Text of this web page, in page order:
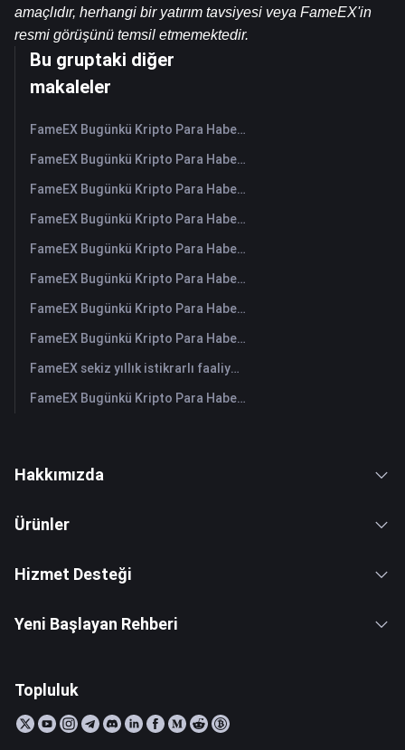
amaçlıdır, herhangi bir yatırım tavsiyesi veya FameEX'in
resmi görüşünü temsil etmemektedir.
Bu gruptaki diğer
makaleler
FameEX Bugünkü Kripto Para Haberleri Özeti | 7 Ağustos 2026
FameEX Bugünkü Kripto Para Haberleri Özeti | 6 Ağustos 2026
FameEX Bugünkü Kripto Para Haberleri Özeti | 5 Ağustos 2026
FameEX Bugünkü Kripto Para Haberleri Özeti | 4 Ağustos 2026
FameEX Bugünkü Kripto Para Haberleri Özeti | 3 Ağustos 2026
FameEX Bugünkü Kripto Para Haberleri Özeti | 31 Temmuz 2026
FameEX Bugünkü Kripto Para Haberleri Özeti | 30 Temmuz 2026
FameEX Bugünkü Kripto Para Haberleri Özeti | 29 Temmuz 2026
FameEX sekiz yıllık istikrarlı faaliyetleri ve küresel büyümesiyle kullanıcı güvenini güçlendiriyor
FameEX Bugünkü Kripto Para Haberleri Özeti | 28 Temmuz 2026
Hakkımızda
Ürünler
Hizmet Desteği
Yeni Başlayan Rehberi
Topluluk